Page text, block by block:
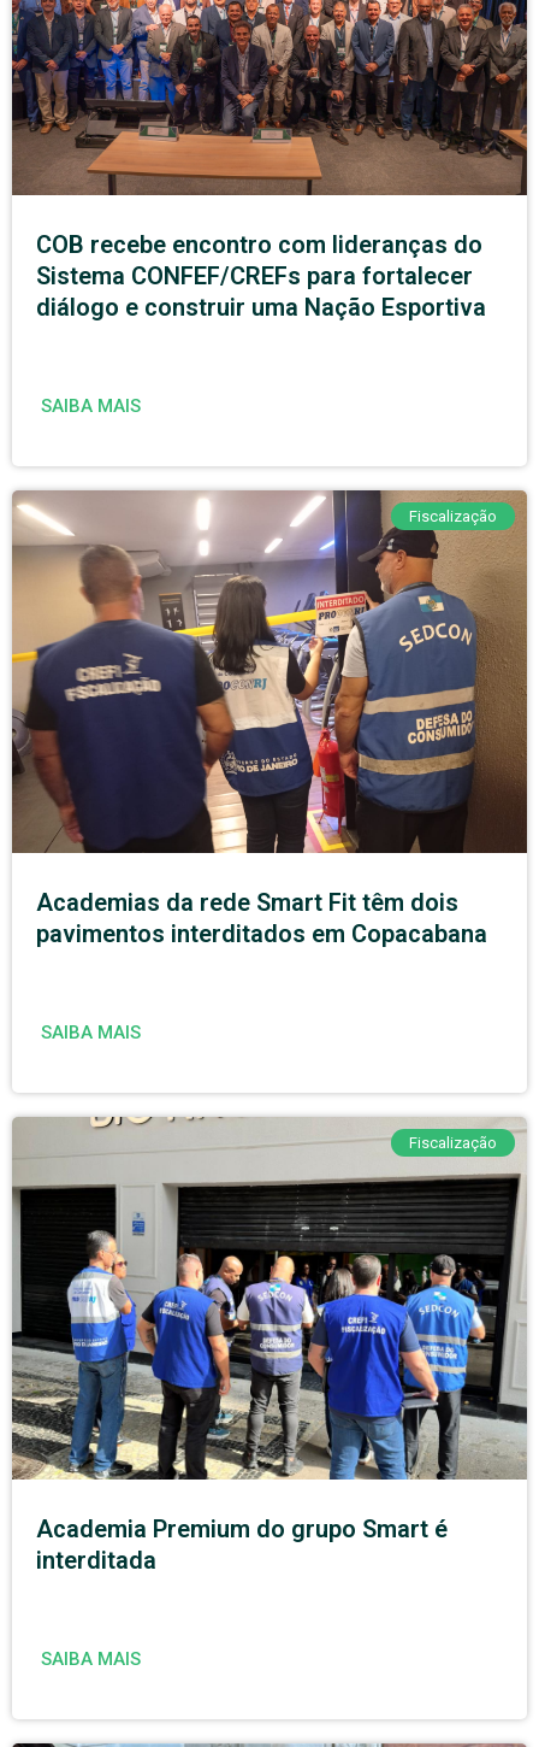
COB recebe encontro com lideranças do
Sistema CONFEF/CREFs para fortalecer
diálogo e construir uma Nação Esportiva
SAIBA MAIS
Fiscalização
Academias da rede Smart Fit têm dois
pavimentos interditados em Copacabana
SAIBA MAIS
Fiscalização
Academia Premium do grupo Smart é
interditada
SAIBA MAIS